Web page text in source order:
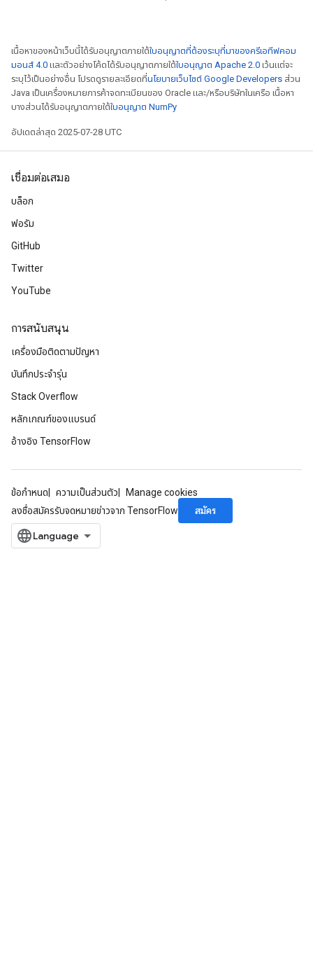
เนื้อหาของหน้าเว็บนี้ได้รับอนุญาตภายใต้ใบอนุญาตที่ต้องระบุที่มาของครีเอทีฟคอม
มอนส์ 4.0 และตัวอย่างโค้ดได้รับอนุญาตภายใต้ใบอนุญาต Apache 2.0 เว้นแต่จะ
ระบุไว้เป็นอย่างอื่น โปรดดูรายละเอียดที่นโยบายเว็บไซต์ Google Developers ส่วน
Java เป็นเครื่องหมายการค้าจดทะเบียนของ Oracle และ/หรือบริษัทในเครือ เนื้อหา
บางส่วนได้รับอนุญาตภายใต้ใบอนุญาต NumPy
อัปเดตล่าสุด 2025-07-28 UTC
เชื่อมต่อเสมอ
บล็อก
ฟอรัม
GitHub
Twitter
YouTube
การสนับสนุน
เครื่องมือติดตามปัญหา
บันทึกประจำรุ่น
Stack Overflow
หลักเกณฑ์ของแบรนด์
อ้างอิง TensorFlow
ข้อกำหนด ความเป็นส่วนตัว
Manage cookies
ลงชื่อสมัครรับจดหมายข่าวจาก TensorFlow
สมัคร